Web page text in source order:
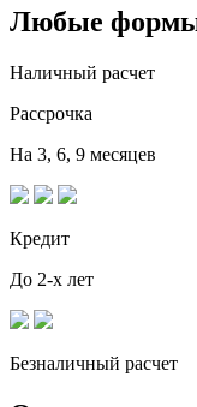
Любые
Наличный расчет
Рассрочка
На 3, 6, 9 месяцев
Кредит
До 2-х лет
Безналичный расчет